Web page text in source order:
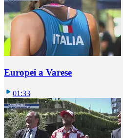
Europei a Varese
01:33